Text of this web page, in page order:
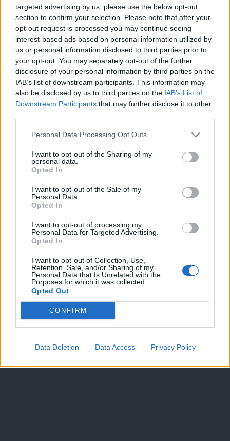
targeted advertising by us, please use the below opt-out
section to confirm your selection. Please note that after your
opt-out request is processed you may continue seeing
interest-based ads based on personal information utilized by
us or personal information disclosed to third parties prior to
your opt-out. You may separately opt-out of the further
disclosure of your personal information by third parties on the
IAB’s list of downstream participants. This information may
also be disclosed by us to third parties on the IAB’s List of
Downstream Participants that may further disclose it to other
Personal Data Processing Opt Outs
I want to opt-out of the Sharing of my
personal data.
Opted In
I want to opt-out of the Sale of my
Personal Data.
Opted In
I want to opt-out of processing my
Personal Data for Targeted Advertising.
Opted In
I want to opt-out of Collection, Use,
Retention, Sale, and/or Sharing of my
Personal Data that Is Unrelated with the
Purposes for which it was collected.
Opted Out
CONFIRM
Data Deletion Data Access Privacy Policy
Moji Mediji d.o.o.
sobotainfo.com•mariborinfo.com• ptujinfo.com• pomurec.com
dolenjskainfo.com •ljubljanainfo.com•gorenjskainfo.com•
Vse pravice pridržane © 2026
Tematike
Lokalno
Politika
Kronika
Zdravje
Šport
Scena
Zadnje novice
Dogodki
Igre
Mali oglasi
Oglaševanje
Vse pravice pridržane © 2026
Prijavi se na cajtng